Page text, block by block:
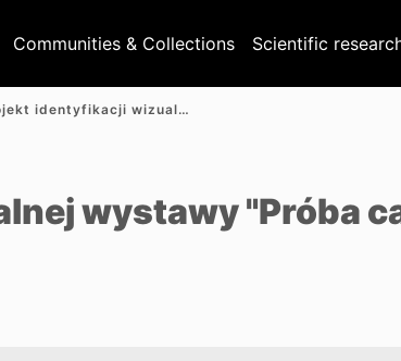
Communities & Collections Scientific
Projekt identyfikacji wizualnej wystawy "Próba całości. Nagroda im. Katarzyny Kobro"
wystawy "Próba